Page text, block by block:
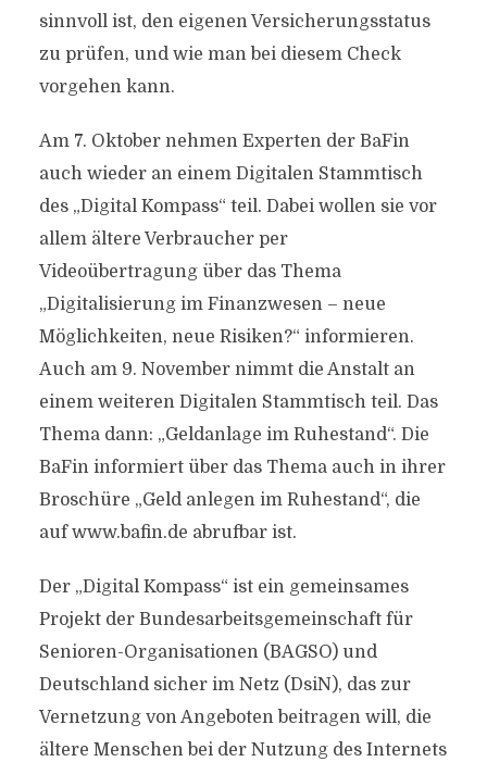
sinnvoll ist, den eigenen Versicherungsstatus
zu prüfen, und wie man bei diesem Check
vorgehen kann.
Am 7. Oktober nehmen Experten der BaFin
auch wieder an einem Digitalen Stammtisch
des „Digital Kompass“ teil. Dabei wollen sie vor
allem ältere Verbraucher per
Videoübertragung über das Thema
„Digitalisierung im Finanzwesen – neue
Möglichkeiten, neue Risiken?“ informieren.
Auch am 9. November nimmt die Anstalt an
einem weiteren Digitalen Stammtisch teil. Das
Thema dann: „Geldanlage im Ruhestand“. Die
BaFin informiert über das Thema auch in ihrer
Broschüre „Geld anlegen im Ruhestand“, die
auf www.bafin.de abrufbar ist.
Der „Digital Kompass“ ist ein gemeinsames
Projekt der Bundesarbeitsgemeinschaft für
Senioren-Organisationen (BAGSO) und
Deutschland sicher im Netz (DsiN), das zur
Vernetzung von Angeboten beitragen will, die
ältere Menschen bei der Nutzung des Internets